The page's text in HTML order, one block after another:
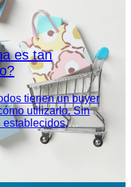
es tan
tienen un buyer
utilizarlo. Sin
establecidos,
audiencia.